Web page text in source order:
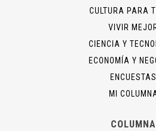
CULTURA PARA
VIVIR
CIENCIA Y
ECONOMÍA Y
ENCUESTAS
MI
COLUMNA